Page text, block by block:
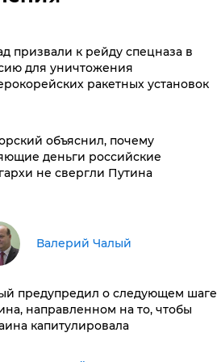
призвали к рейду спецназа в
для уничтожения
ракетных установок
объяснил, почему
деньги российские
не свергли Путина
Валерий Чалый
предупредил о следующем шаге
направленном на то, чтобы
капитулировала